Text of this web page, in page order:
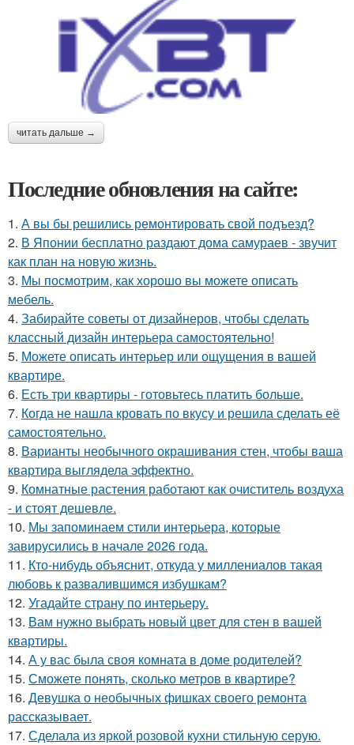
читать дальше →
Последние обновления на сайте:
1. А вы бы решились ремонтировать свой подъезд?
2. В Японии бесплатно раздают дома самураев - звучит
как план на новую жизнь.
3. Мы посмотрим, как хорошо вы можете описать
мебель.
4. Забирайте советы от дизайнеров, чтобы сделать
классный дизайн интерьера самостоятельно!
5. Можете описать интерьер или ощущения в вашей
квартире.
6. Есть три квартиры - готовьтесь платить больше.
7. Когда не нашла кровать по вкусу и решила сделать её
самостоятельно.
8. Варианты необычного окрашивания стен, чтобы ваша
квартира выглядела эффектно.
9. Комнатные растения работают как очиститель воздуха
- и стоят дешевле.
10. Мы запоминаем стили интерьера, которые
завирусились в начале 2026 года.
11. Кто-нибудь объяснит, откуда у миллениалов такая
любовь к развалившимся избушкам?
12. Угадайте страну по интерьеру.
13. Вам нужно выбрать новый цвет для стен в вашей
квартиры.
14. А у вас была своя комната в доме родителей?
15. Сможете понять, сколько метров в квартире?
16. Девушка о необычных фишках своего ремонта
рассказывает.
17. Сделала из яркой розовой кухни стильную серую.